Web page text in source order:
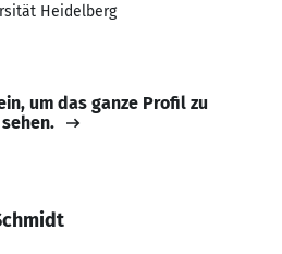
Heidelberg
um das ganze Profil zu
sehen.